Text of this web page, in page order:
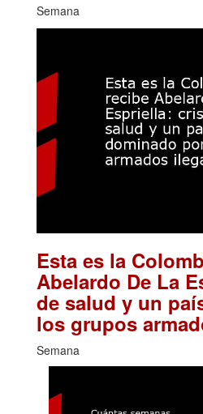
Semana
Esta es la
Abelardo De La
de salud y un
los grupos
Semana